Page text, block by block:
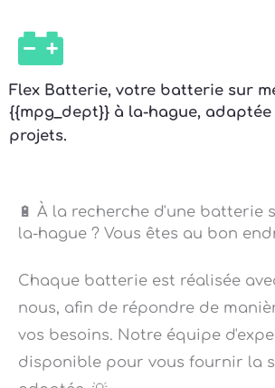
Flex Batterie, votre batterie sur
{{mpg_dept}} à la-hague,
projets.
la-hague ? Vous êtes au bon
nous, afin de répondre de
vos besoins. Notre équipe
disponible pour vous fournir la
adaptée. 💡